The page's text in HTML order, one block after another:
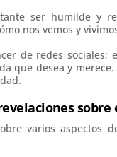
ser humilde y
nos vemos y
de redes
que desea y
varios aspectos